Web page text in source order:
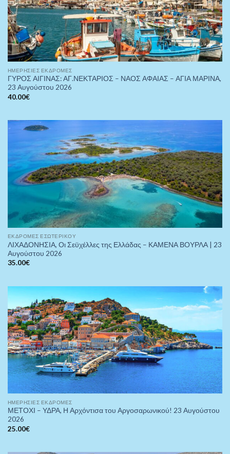
ΗΜΕΡΉΣΙΕΣ ΕΚΔΡΟΜΈΣ
ΓΥΡΟΣ ΑΙΓΙΝΑΣ: ΑΓ.ΝΕΚΤΑΡΙΟΣ – ΝΑΟΣ ΑΦΑΙΑΣ – ΑΓΙΑ ΜΑΡΙΝΑ,
23 Αυγούστου 2026
40.00€
ΕΚΔΡΟΜΈΣ ΕΣΩΤΕΡΙΚΟΎ
ΛΙΧΑΔΟΝΗΣΙΑ, Οι Σεϋχέλλες της Ελλάδας – ΚΑΜΕΝΑ ΒΟΥΡΛΑ | 23
Αυγούστου 2026
35.00€
ΗΜΕΡΉΣΙΕΣ ΕΚΔΡΟΜΈΣ
ΜΕΤΟΧΙ – ΥΔΡΑ, Η Αρχόντισα του Αργοσαρωνικού! 23 Αυγούστου
2026
25.00€